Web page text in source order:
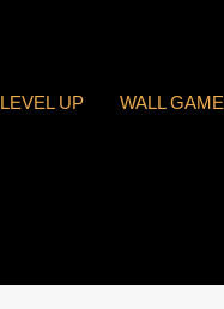
LEVEL UP WALL GAME